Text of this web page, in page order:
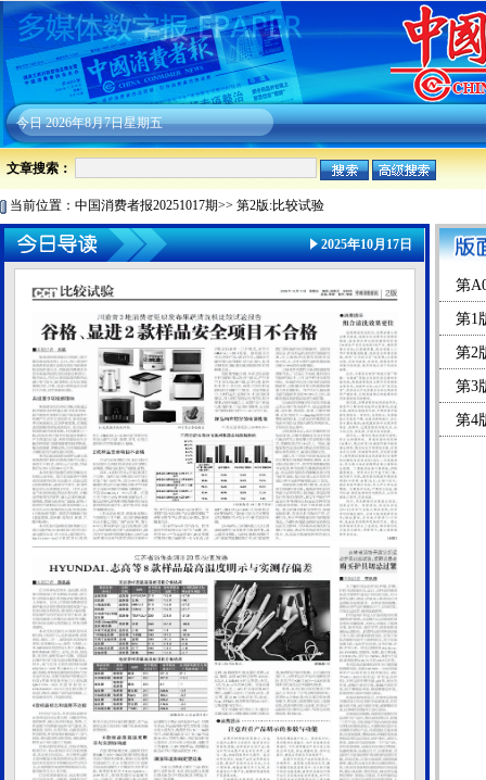
今日2026年8月7日星期五
文章搜索：
当前位置： 中国消费者报20251017期>> 第2版:比较试验
2025年10月17日
第
第1
第2
第3
第4